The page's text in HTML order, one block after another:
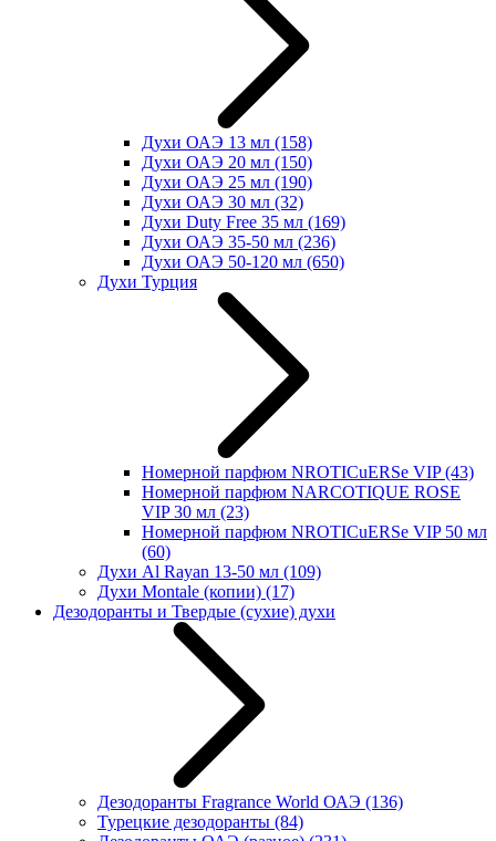
Духи ОАЭ 13 мл (158)
Духи ОАЭ 20 мл (150)
Духи ОАЭ 25 мл (190)
Духи ОАЭ 30 мл (32)
Духи Duty Free 35 мл (169)
Духи ОАЭ 35-50 мл (236)
Духи ОАЭ 50-120 мл (650)
Духи Турция
Номерной парфюм NROTICuERSe VIP(43)
Номерной парфюм NARCOTIQUE ROSE
VIP 30 мл (23)
Номерной парфюм NROTICuERSe VIP 50 мл
(60)
Духи Al Rayan 13-50 мл (109)
Духи Montale (копии) (17)
Дезодоранты и Твердые (сухие) духи
Дезодоранты Fragrance World ОАЭ (136)
Турецкие дезодоранты (84)